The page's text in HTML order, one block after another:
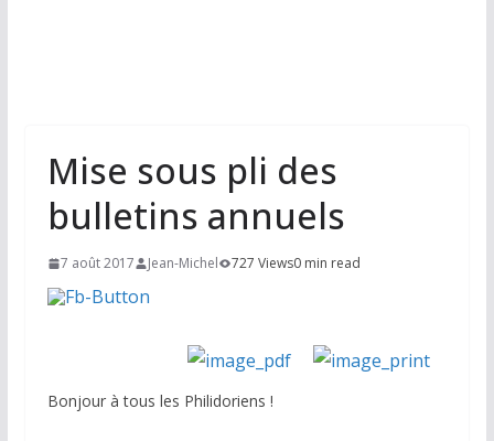
Mise sous pli des
bulletins annuels
7 août 2017 Jean-Michel 727 Views0 min read
Bonjour à tous les Philidoriens !